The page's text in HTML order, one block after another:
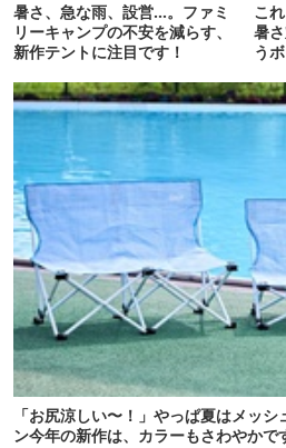
暑さ、急な雨、設営…。ファミ
リーキャンプの不安を減らす、
新作テントに注目です！
こ
暑
う
「お尻涼しい〜！」やっぱ夏はメッ
ン今年の新作は、カラーもさわやかで